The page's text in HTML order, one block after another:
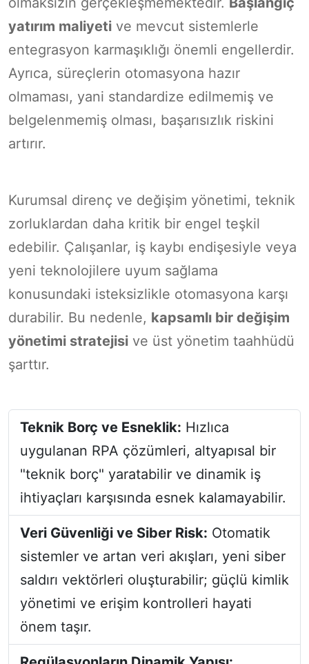
yatırım maliyeti ve mevcut sistemlerle
entegrasyon karmaşıklığı önemli engellerdir.
Ayrıca, süreçlerin otomasyona hazır
olmaması, yani standardize edilmemiş ve
belgelenmemiş olması, başarısızlık riskini
artırır.
Kurumsal direnç ve değişim yönetimi, teknik
zorluklardan daha kritik bir engel teşkil
edebilir. Çalışanlar, iş kaybı endişesiyle veya
yeni teknolojilere uyum sağlama
konusundaki isteksizlikle otomasyona karşı
durabilir. Bu nedenle, kapsamlı bir değişim
yönetimi stratejisi ve üst yönetim taahhüdü
şarttır.
Teknik Borç ve Esneklik: Hızlıca
uygulanan RPA çözümleri, altyapısal bir
"teknik borç" yaratabilir ve dinamik iş
ihtiyaçları karşısında esnek kalamayabilir.
Veri Güvenliği ve Siber Risk: Otomatik
sistemler ve artan veri akışları, yeni siber
saldırı vektörleri oluşturabilir; güçlü kimlik
yönetimi ve erişim kontrolleri hayati
önem taşır.